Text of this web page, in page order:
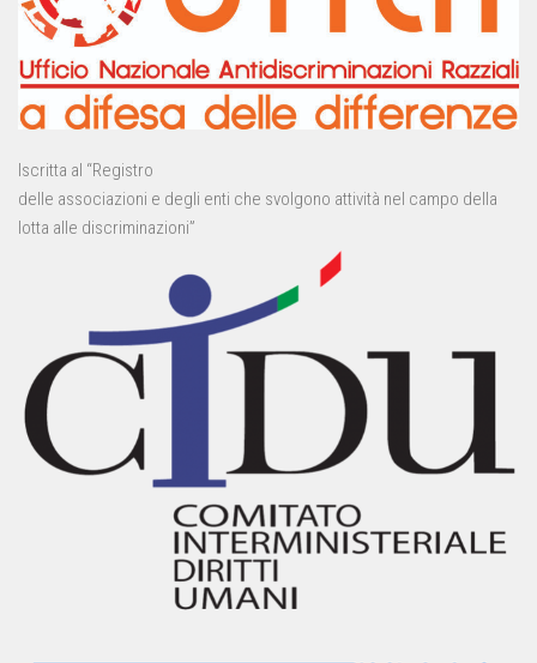
Iscritta al “Registro
delle associazioni e degli enti che svolgono attività nel campo della
lotta alle discriminazioni”